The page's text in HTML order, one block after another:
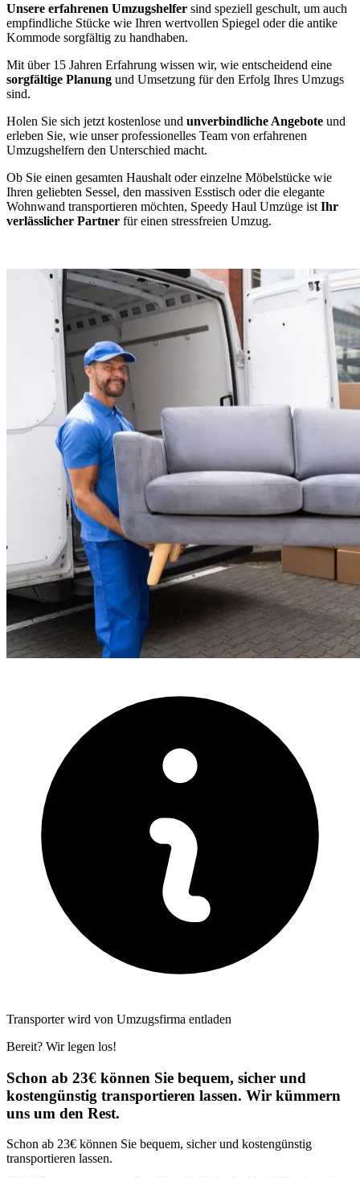
Unsere erfahrenen Umzugshelfer sind speziell geschult, um auch
empfindliche Stücke wie Ihren wertvollen Spiegel oder die antike
Kommode sorgfältig zu handhaben.
Mit über 15 Jahren Erfahrung wissen wir, wie entscheidend eine
sorgfältige Planung und Umsetzung für den Erfolg Ihres Umzugs
sind.
Holen Sie sich jetzt kostenlose und unverbindliche Angebote und
erleben Sie, wie unser professionelles Team von erfahrenen
Umzugshelfern den Unterschied macht.
Ob Sie einen gesamten Haushalt oder einzelne Möbelstücke wie
Ihren geliebten Sessel, den massiven Esstisch oder die elegante
Wohnwand transportieren möchten, Speedy Haul Umzüge ist Ihr
verlässlicher Partner für einen stressfreien Umzug.
Transporter wird von Umzugsfirma entladen
Bereit? Wir legen los!
Schon ab 23€ können Sie bequem, sicher und
kostengünstig transportieren lassen. Wir kümmern
uns um den Rest.
Schon ab 23€ können Sie bequem, sicher und kostengünstig
transportieren lassen.